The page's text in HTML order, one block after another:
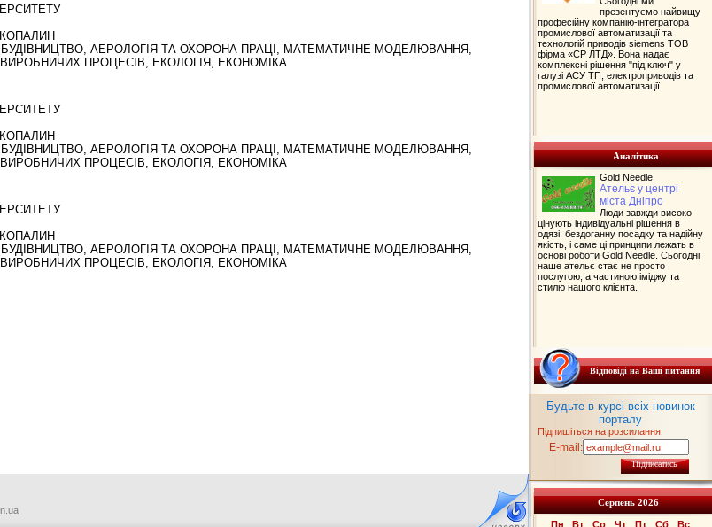
АЕРОЛОГІЯ ТА ОХОРОНА ПРАЦІ, МАТЕМАТИЧНЕ МОДЕЛЮВАННЯ,
ПРОЦЕСІВ, ЕКОЛОГІЯ, ЕКОНОМІКА
АЕРОЛОГІЯ ТА ОХОРОНА ПРАЦІ, МАТЕМАТИЧНЕ МОДЕЛЮВАННЯ,
ПРОЦЕСІВ, ЕКОЛОГІЯ, ЕКОНОМІКА
АЕРОЛОГІЯ ТА ОХОРОНА ПРАЦІ, МАТЕМАТИЧНЕ МОДЕЛЮВАННЯ,
ПРОЦЕСІВ, ЕКОЛОГІЯ, ЕКОНОМІКА
презентуємо найвищу
професійну компанію-інтегратора
промислової автоматизації та
технологій приводів siemens ТОВ
фірма «СР ЛТД». Вона надає
комплексні рішення "під ключ" у
галузі АСУ ТП, електроприводів та
промислової автоматизації.
Аналітика
Gold Needle
Ательє у центрі
міста Дніпро
Люди завжди високо
цінують індивідуальні рішення в
одязі, бездоганну посадку та надійну
якість, і саме ці принципи лежать в
основі роботи Gold Needle. Сьогодні
наше ательє стає не просто
послугою, а частиною іміджу та
стилю нашого клієнта.
Відповіді на Ваші питання
Будьте в курсі всіх новинок
порталу
Підпишіться на розсилання
E-mail:
Підписатись
Серпень 2026
Пн Вт Ср Чт Пт Сб Вс